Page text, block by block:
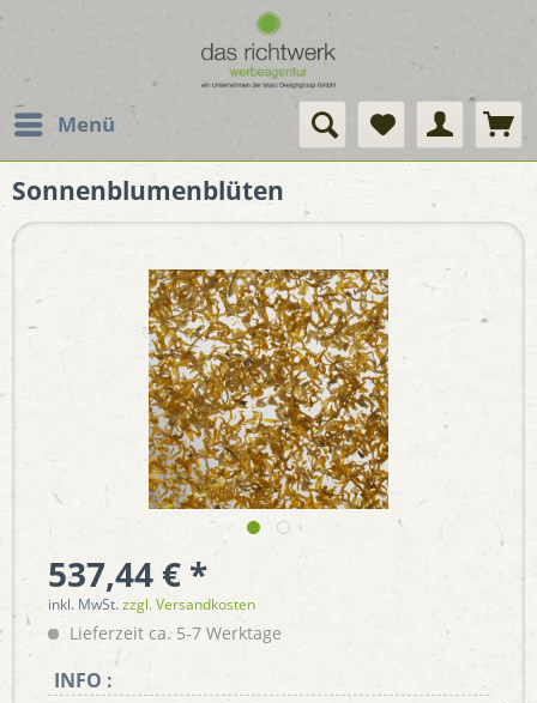
Menü
Sonnenblumenblüten
537,44 € *
inkl. MwSt.zzgl. Versandkosten
Lieferzeit ca. 5-7 Werktage
INFO :